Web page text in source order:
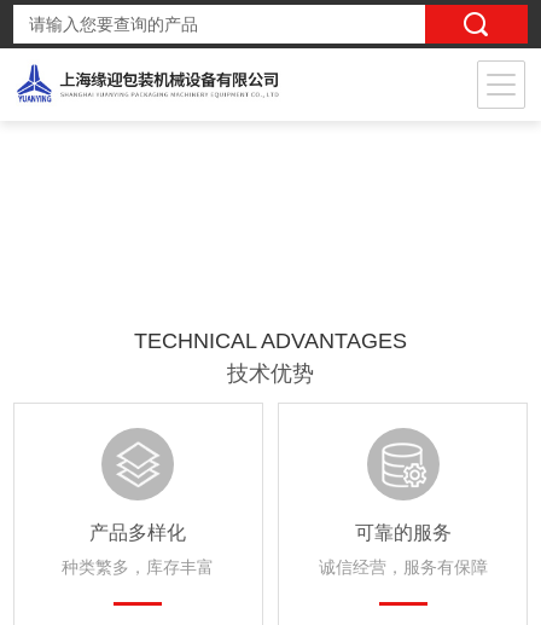
TECHNICAL ADVANTAGES
技术优势
产品多样化
种类繁多，库存丰富
可靠的服务
诚信经营，服务有保障